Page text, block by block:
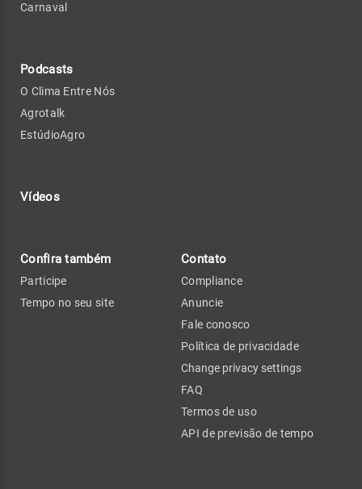
Carnaval
Podcasts
O Clima Entre Nós
Agrotalk
EstúdioAgro
Vídeos
Confira também
Participe
Tempo no seu site
Contato
Compliance
Anuncie
Fale conosco
Política de privacidade
Change privacy settings
FAQ
Termos de uso
API de previsão de tempo